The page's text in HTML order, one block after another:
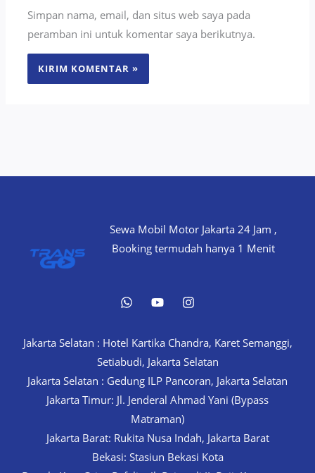
Simpan nama, email, dan situs web saya pada
peramban ini untuk komentar saya berikutnya.
Sewa Mobil Motor Jakarta 24 Jam ,
Booking termudah hanya 1 Menit
Jakarta Selatan : Hotel Kartika Chandra, Karet Semanggi,
Setiabudi, Jakarta Selatan
Jakarta Selatan : Gedung ILP Pancoran, Jakarta Selatan
Jakarta Timur: Jl. Jenderal Ahmad Yani (Bypass
Matraman)
Jakarta Barat: Rukita Nusa Indah, Jakarta Barat
Bekasi: Stasiun Bekasi Kota